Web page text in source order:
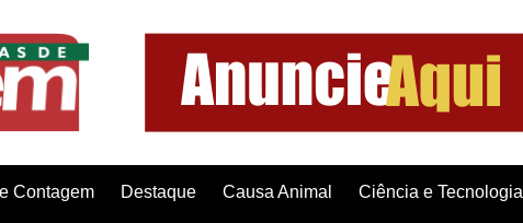
Contagem Destaque Causa Animal Ciência e Tecnologia